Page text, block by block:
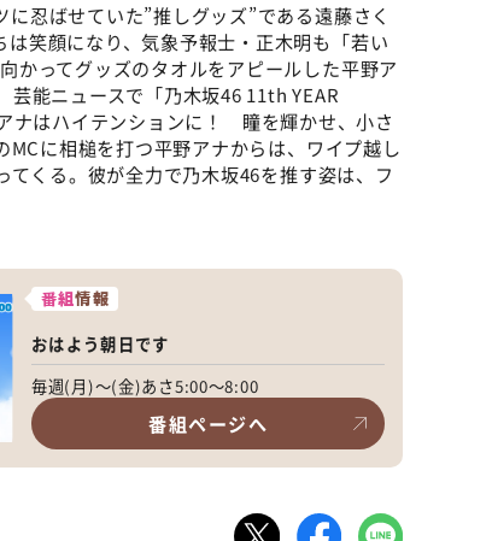
忍ばせていた”推しグッズ”である遠藤さく
笑顔になり、気象予報士・正木明も「若い
かってグッズのタオルをアピールした平野ア
芸能ニュースで「乃木坂46 11th YEAR
ナはハイテンションに！ 瞳を輝かせ、小さ
MCに相槌を打つ平野アナからは、ワイプ越し
くる。彼が全力で乃木坂46を推す姿は、フ
番組情報
おはよう朝日です
毎週(月)～(金)あさ5:00～8:00
番組ページへ